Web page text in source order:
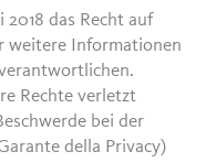
2018 das Recht auf
weitere Informationen
Rechte verletzt
bei der
della Privacy)